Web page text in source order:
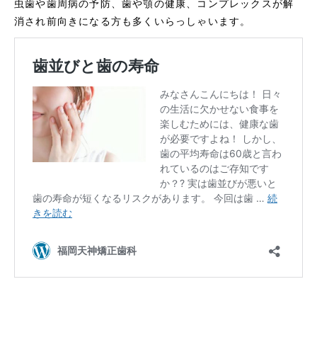
虫歯や歯周病の予防、歯や顎の健康、コンプレックスが解
消され前向きになる方も多くいらっしゃいます。